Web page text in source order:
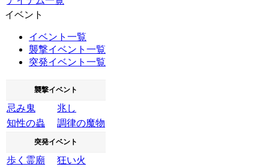
イベント
イベント一覧
襲撃イベント一覧
突発イベント一覧
襲撃イベント
忌み鬼
兆し
知性の蟲
調律の魔物
突発イベント
歩く霊廟
狂い火